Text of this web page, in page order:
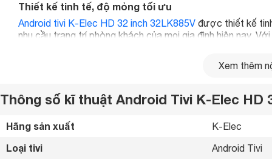
Thiết kế tinh tế, độ mỏng tối ưu
Android tivi K-Elec HD 32 inch 32LK885V được thiết kế
nhu cầu trang trí phòng khách của mọi gia đình hiện nay.
Xem thêm
Thông số kĩ thuật Android Tivi K-Elec HD
Hãng sản xuất K-Elec
Loại tivi Android Tivi